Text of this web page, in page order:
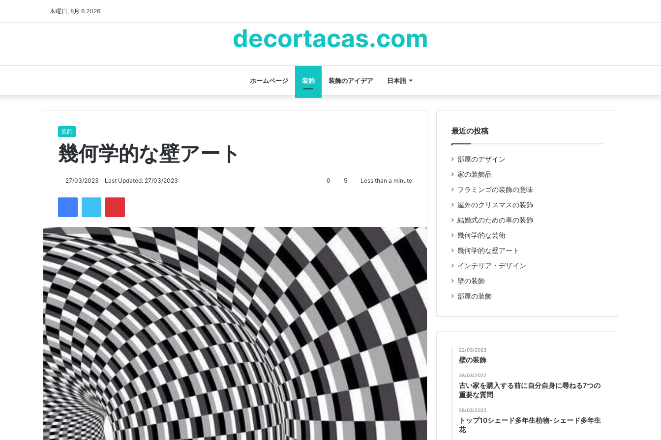
木曜日, 8月 6 2026
decortacas.com
ホームページ 装飾 装飾のアイデア 日本語
装飾
幾何学的な壁アート
27/03/2023 Last Updated: 27/03/2023 0 5 Less than a minute
最近の投稿
部屋のデザイン
家の装飾品
フラミンゴの装飾の意味
屋外のクリスマスの装飾
結婚式のための車の装飾
幾何学的な芸術
幾何学的な壁アート
インテリア・デザイン
壁の装飾
部屋の装飾
22/03/2023
壁の装飾
28/03/2022
古い家を購入する前に自分自身に尋ねる7つの
重要な質問
28/03/2022
トップ10シェード多年生植物-シェード多年生
花